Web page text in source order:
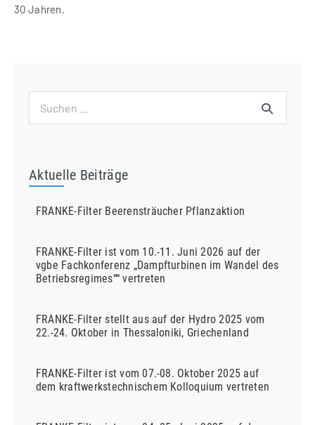
30 Jahren.
nach:
Aktuelle Beiträge
FRANKE-Filter Beerensträucher Pflanzaktion
FRANKE-Filter ist vom 10.-11. Juni 2026 auf der
vgbe Fachkonferenz „Dampfturbinen im Wandel des
Betriebsregimes““ vertreten
FRANKE-Filter stellt aus auf der Hydro 2025 vom
22.-24. Oktober in Thessaloniki, Griechenland
FRANKE-Filter ist vom 07.-08. Oktober 2025 auf
dem kraftwerkstechnischem Kolloquium vertreten